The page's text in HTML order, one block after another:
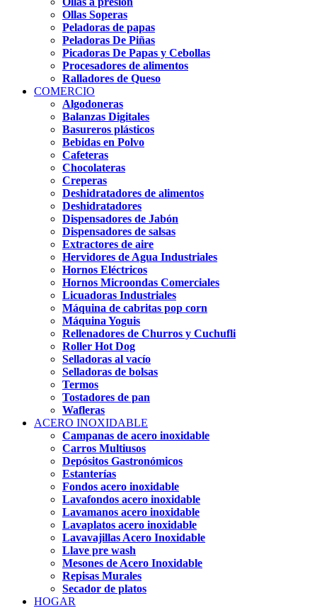
Ollas Soperas
Peladoras de papas
Peladoras De Piñas
Picadoras De Papas y Cebollas
Procesadores de alimentos
Ralladores de Queso
COMERCIO
Algodoneras
Balanzas Digitales
Basureros plásticos
Bebidas en Polvo
Cafeteras
Chocolateras
Creperas
Deshidratadores de alimentos
Deshidratadores
Dispensadores de Jabón
Dispensadores de salsas
Extractores de aire
Hervidores de Agua Industriales
Hornos Eléctricos
Hornos Microondas Comerciales
Licuadoras Industriales
Máquina de cabritas pop corn
Máquina Yoguis
Rellenadores de Churros y Cuchufli
Roller Hot Dog
Selladoras al vacío
Selladoras de bolsas
Termos
Tostadores de pan
Wafleras
ACERO INOXIDABLE
Campanas de acero inoxidable
Carros Multiusos
Depósitos Gastronómicos
Estanterías
Fondos acero inoxidable
Lavafondos acero inoxidable
Lavamanos acero inoxidable
Lavaplatos acero inoxidable
Lavavajillas Acero Inoxidable
Llave pre wash
Mesones de Acero Inoxidable
Repisas Murales
Secador de platos
HOGAR